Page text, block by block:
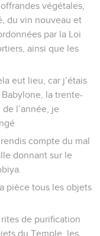
végétales,
du vin nouveau et
par la Loi
ainsi que les
eut lieu, car j’étais
la trente-
l’année, je
compte du mal
donnant sur le
pièce tous les objets
de purification
du Temple, les